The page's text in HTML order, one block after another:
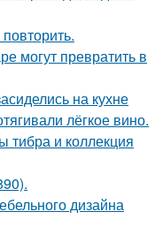
могут превратить в
на кухне
лёгкое вино.
тибра и коллекция
дизайна